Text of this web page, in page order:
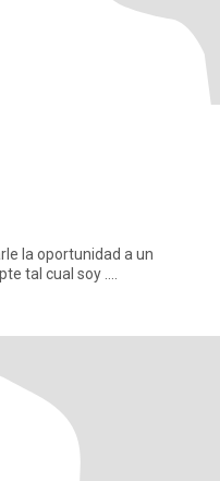
la oportunidad a un
tal cual soy ....